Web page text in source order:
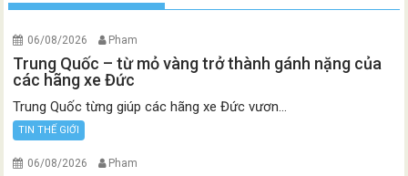
06/08/2026 Pham
Trung Quốc – từ mỏ vàng trở thành gánh nặng của
các hãng xe Đức
Trung Quốc từng giúp các hãng xe Đức vươn...
TIN THẾ GIỚI
06/08/2026 Pham